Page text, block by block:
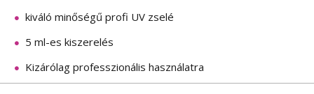
kiváló minőségű profi UV zselé
5 ml-es kiszerelés
Kizárólag professzionális használatra